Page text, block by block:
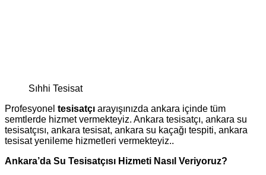
Sıhhi Tesisat
Profesyonel tesisatçı arayışınızda ankara içinde tüm
semtlerde hizmet vermekteyiz. Ankara tesisatçı, ankara su
tesisatçısı, ankara tesisat, ankara su kaçağı tespiti, ankara
tesisat yenileme hizmetleri vermekteyiz..
Ankara’da Su Tesisatçısı Hizmeti Nasıl Veriyoruz?